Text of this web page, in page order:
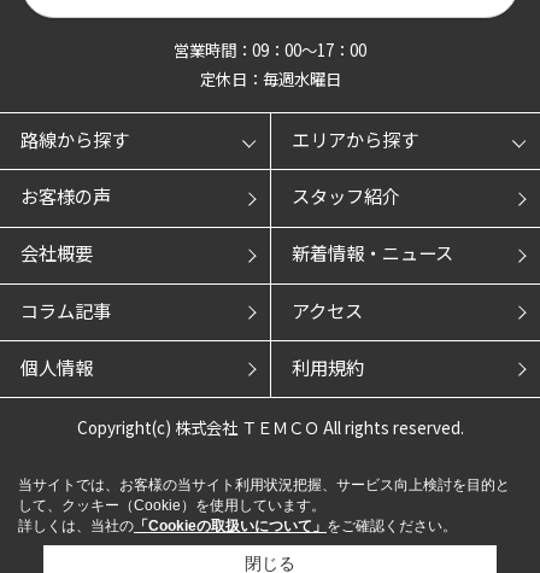
営業時間：09：00～17：00
定休日：毎週水曜日
路線から探す エリアから探す
お客様の声 スタッフ紹介
会社概要 新着情報・ニュース
コラム記事 アクセス
個人情報 利用規約
Copyright(c) 株式会社 ＴＥＭＣＯ All rights reserved.
当サイトでは、お客様の当サイト利用状況把握、サービス向上検討を目的と
して、クッキー（Cookie）を使用しています。
詳しくは、当社の 「Cookieの取扱いについて」 をご確認ください。
閉じる